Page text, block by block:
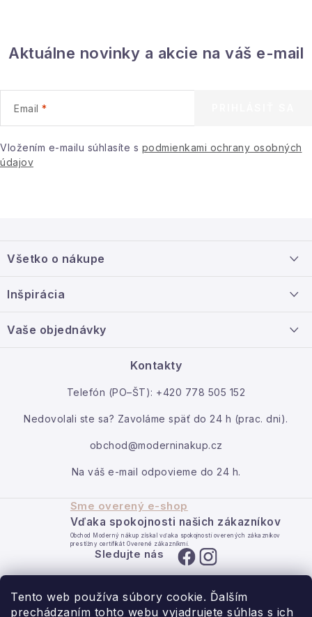
Tento web používa súbory cookie. Ďalším
prechádzaním tohto webu vyjadrujete súhlas s ich
Aktuálne novinky a akcie na váš e-mail
Email
Vložením e-mailu súhlasíte s podmienkami ochrany osobných
údajov
p
ä
Všetko o nákupe
Veľkoobchodná spolupráca
Inšpirácia
Vaše objednávky
Kontakty
Telefón (PO–ŠT): +420 778 505 152
Nedovolali ste sa? Zavoláme späť do 24 h (prac. dni).
obchod@moderninakup.cz
Na váš e-mail odpovieme do 24 h.
Sme overený e-shop
Vďaka spokojnosti našich zákazníkov
Obchod Moderný nákup získal vďaka spokojnosti overených zákazníkov
prestížny certifikát Overené zákazníkmi.
Sledujte nás